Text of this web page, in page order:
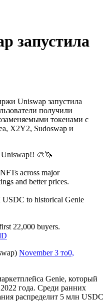
запустила
Uniswap запустила
получили
токенами с
X2Y2, Sudoswap и
🎨🦄
across major
and better prices.
to historical Genie
22,000 buyers.
November 3 то0,
Genie, который
года. Среди ранних
распределит 5 млн USDC